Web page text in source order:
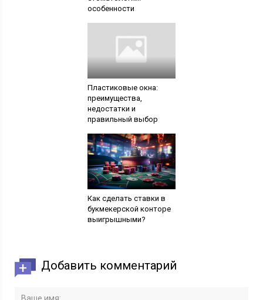
особенности
Пластиковые окна:
преимущества,
недостатки и
правильный выбор
Как сделать ставки в
букмекерской конторе
выигрышными?
Добавить комментарий